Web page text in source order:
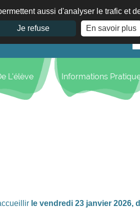
aussi d'analyser le trafic et
Je refuse En savoir plus
L'élève Informations
le vendredi 23 janvier 2026,